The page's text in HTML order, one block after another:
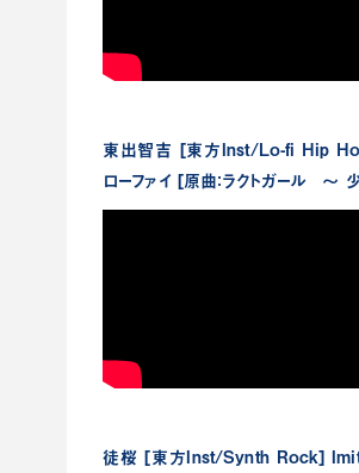
東出智吉 [東方Inst/Lo-fi Hip
ローファイ [原曲：ラクトガール ～
徒桜 [東方Inst/Synth Rock]